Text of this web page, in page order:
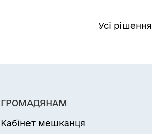
Усі рішення
ГРОМАДЯНАМ
Кабінет мешканця